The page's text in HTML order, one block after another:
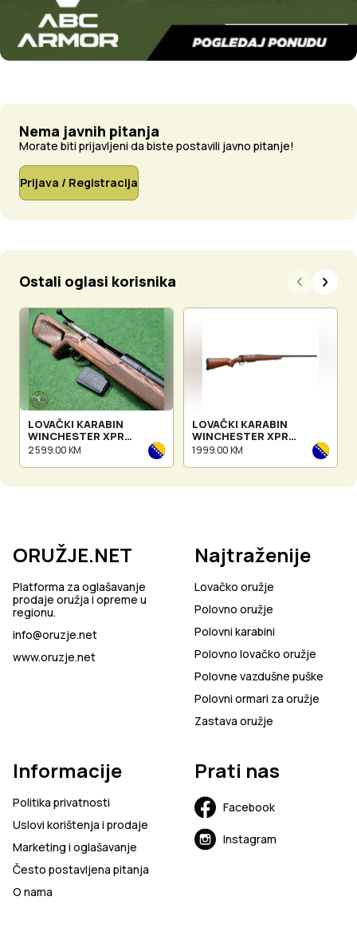
Nema javnih pitanja
Morate biti prijavljeni da biste postavili javno pitanje!
Prijava / Registracija
Ostali oglasi korisnika
LOVAČKI KARABIN
WINCHESTER XPR
THUMBHOLE BROW.
2 599.00 KM
LOVAČKI KARABIN
WINCHESTER XPR
SPORTER
1 999.00 KM
ORUŽJE.NET
Platforma za oglašavanje
prodaje oružja i opreme u
regionu.
info@oruzje.net
www.oruzje.net
Najtraženije
Lovačko oružje
Polovno oružje
Polovni karabini
Polovno lovačko oružje
Polovne vazdušne puške
Polovni ormari za oružje
Zastava oružje
Informacije
Politika privatnosti
Uslovi korištenja i prodaje
Marketing i oglašavanje
Često postavljena pitanja
O nama
Prati nas
Facebook
Instagram